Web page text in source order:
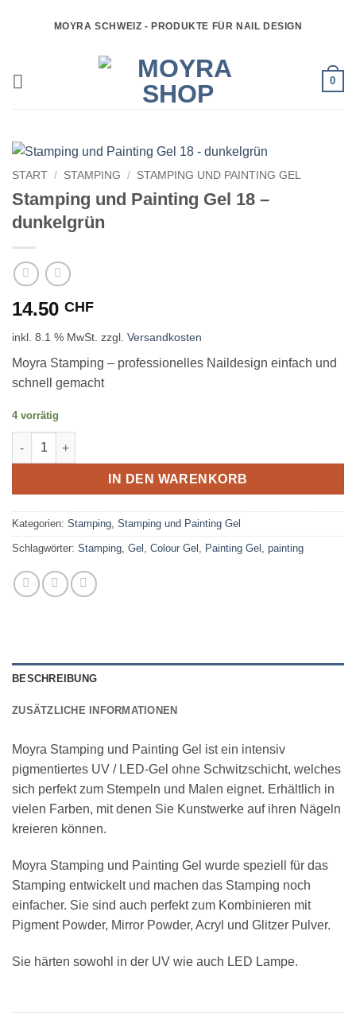
MOYRA SCHWEIZ - PRODUKTE FÜR NAIL DESIGN
0
START / STAMPING / STAMPING UND PAINTING GEL
Stamping und Painting Gel 18 –
dunkelgrün
14.50 CHF
inkl. 8.1 % MwSt. zzgl. Versandkosten
Moyra Stamping – professionelles Naildesign einfach und
schnell gemacht
4 vorrätig
Stamping und Painting Gel 18 - dunkelgrün Menge
IN DEN WARENKORB
Kategorien: Stamping, Stamping und Painting Gel
Schlagwörter: Stamping, Gel , Colour Gel , Painting Gel , painting
BESCHREIBUNG
ZUSÄTZLICHE INFORMATIONEN
Moyra Stamping und Painting Gel ist ein intensiv
pigmentiertes UV / LED-Gel ohne Schwitzschicht, welches
sich perfekt zum Stempeln und Malen eignet. Erhältlich in
vielen Farben, mit denen Sie Kunstwerke auf ihren Nägeln
kreieren können.
Moyra Stamping und Painting Gel wurde speziell für das
Stamping entwickelt und machen das Stamping noch
einfacher. Sie sind auch perfekt zum Kombinieren mit
Pigment Powder, Mirror Powder, Acryl und Glitzer Pulver.
Sie härten sowohl in der UV wie auch LED Lampe.